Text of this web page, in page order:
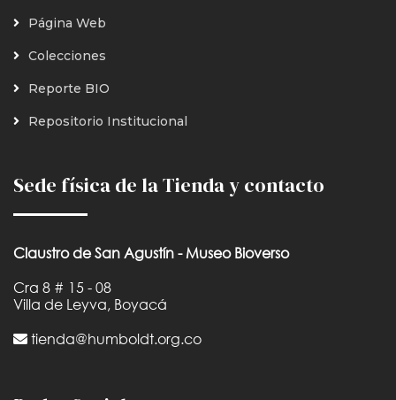
Página Web
Colecciones
Reporte BIO
Repositorio Institucional
Sede física de la Tienda y contacto
Claustro de San Agustín - Museo Bioverso
Cra 8 # 15 - 08
Villa de Leyva, Boyacá
tienda@humboldt.org.co